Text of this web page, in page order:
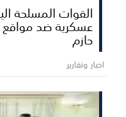
القوات المسلحة
عسكرية ضد مواقع
حازم
اخبار وتقارير